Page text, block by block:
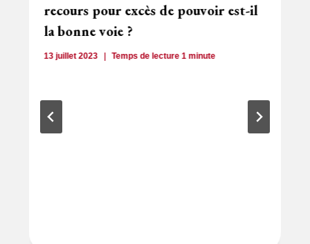
recours pour excès de pouvoir est-il
la bonne voie ?
13 juillet 2023 Temps de lecture 1minute